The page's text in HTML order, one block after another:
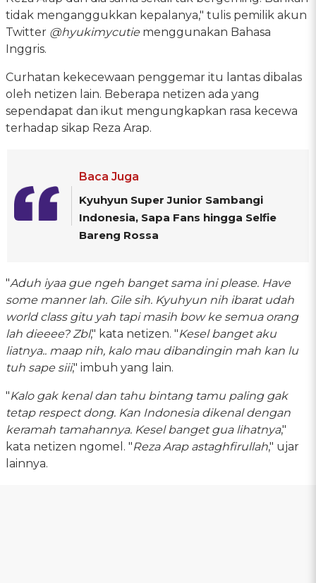
tidak menganggukkan kepalanya," tulis pemilik akun
Twitter @hyukimycutie menggunakan Bahasa
Inggris.
Curhatan kekecewaan penggemar itu lantas dibalas
oleh netizen lain. Beberapa netizen ada yang
sependapat dan ikut mengungkapkan rasa kecewa
terhadap sikap Reza Arap.
Baca Juga
Kyuhyun Super Junior Sambangi
Indonesia, Sapa Fans hingga Selfie
Bareng Rossa
"Aduh iyaa gue ngeh banget sama ini please. Have
some manner lah. Gile sih. Kyuhyun nih ibarat udah
world class gitu yah tapi masih bow ke semua orang
lah dieeee? Zbl," kata netizen. "Kesel banget aku
liatnya.. maap nih, kalo mau dibandingin mah kan lu
tuh sape siii," imbuh yang lain.
"Kalo gak kenal dan tahu bintang tamu paling gak
tetap respect dong. Kan Indonesia dikenal dengan
keramah tamahannya. Kesel banget gua lihatnya,"
kata netizen ngomel. "Reza Arap astaghfirullah," ujar
lainnya.